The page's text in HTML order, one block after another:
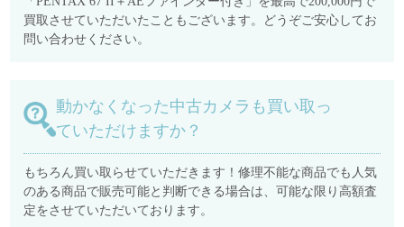
買取させていただいたこともございます。どうぞご安心してお
問い合わせください。
動かなくなった中古カメラも買い取っ
ていただけますか？
もちろん買い取らせていただきます！修理不能な商品でも人気
のある商品で販売可能と判断できる場合は、可能な限り高額査
定をさせていただいております。